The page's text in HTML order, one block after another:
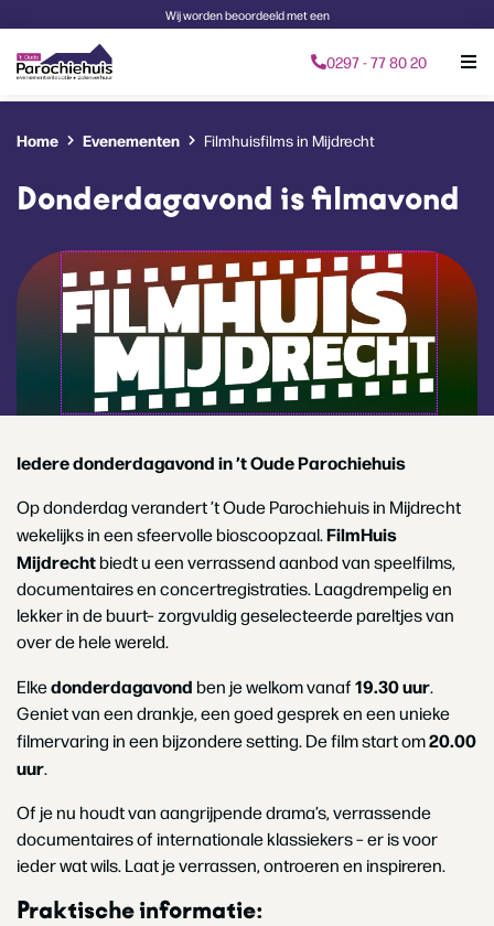
Wij worden beoordeeld met een
0297 - 77 80 20
Home Evenementen Filmhuisfilms in Mijdrecht
Donderdagavond is filmavond
Iedere donderdagavond in ’t Oude Parochiehuis
Op donderdag verandert ’t Oude Parochiehuis in Mijdrecht
wekelijks in een sfeervolle bioscoopzaal.FilmHuis
Mijdrechtbiedt u een verrassend aanbod van speelfilms,
documentaires en concertregistraties. Laagdrempelig en
lekker in de buurt– zorgvuldig geselecteerde pareltjes van
over de hele wereld.
Elkedonderdagavondben je welkom vanaf19.30 uur.
Geniet van een drankje, een goed gesprek en een unieke
filmervaring in een bijzondere setting. De film start om20.00
uur.
Of je nu houdt van aangrijpende drama’s, verrassende
documentaires of internationale klassiekers – er is voor
ieder wat wils. Laat je verrassen, ontroeren en inspireren.
Praktische informatie: